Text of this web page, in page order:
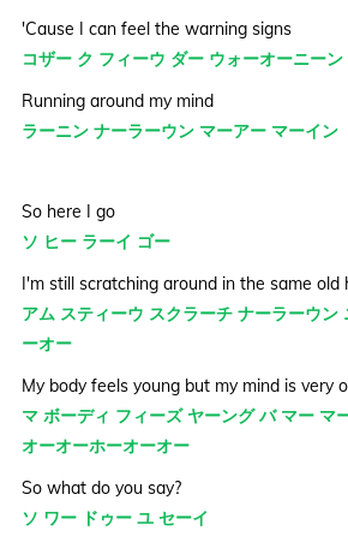
'Cause I can feel the warning signs
コザー ク フィーウ ダー ウォーオーニー
Running around my mind
ラーニン ナーラーウン マーアー マーイン
So here I go
ソ ヒー ラーイ ゴー
I'm still scratching around in the same old
アム スティーウ スクラーチ ナーラーウン
ーオー
My body feels young but my mind is very
マ ボーディ フィーズ ヤーング バ マー マ
オーオーホーオーオー
So what do you say?
ソ ワー ドゥー ユ セーイ